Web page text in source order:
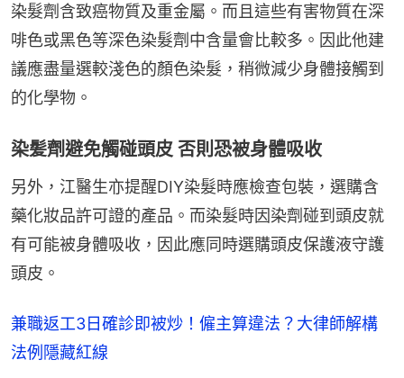
染髮劑含致癌物質及重金屬。而且這些有害物質在深
啡色或黑色等深色染髮劑中含量會比較多。因此他建
議應盡量選較淺色的顏色染髮，稍微減少身體接觸到
的化學物。
染髪劑避免觸碰頭皮 否則恐被身體吸收
另外，江醫生亦提醒DIY染髮時應檢查包裝，選購含
藥化妝品許可證的產品。而染髮時因染劑碰到頭皮就
有可能被身體吸收，因此應同時選購頭皮保護液守護
頭皮。
兼職返工3日確診即被炒！僱主算違法？大律師解構
法例隱藏紅線